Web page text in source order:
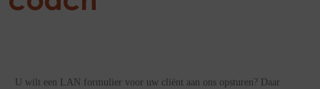
U wilt een LAN formulier voor uw cliënt aan ons opsturen? Daar